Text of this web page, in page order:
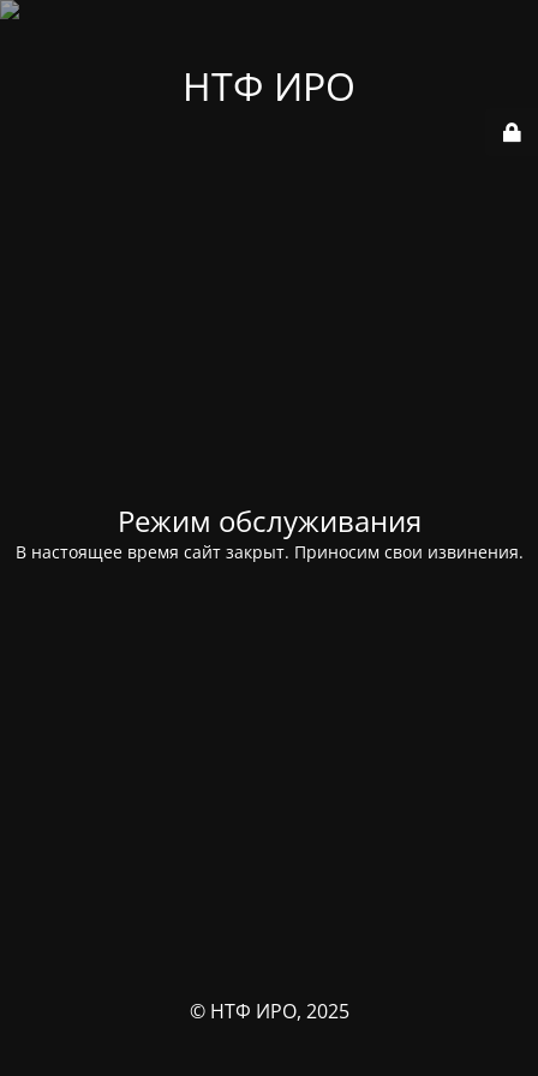
НТФ ИРО
Режим обслуживания
В настоящее время сайт закрыт. Приносим свои извинения.
© НТФ ИРО, 2025